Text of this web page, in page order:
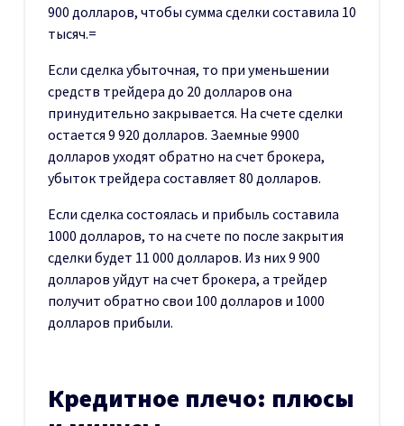
900 долларов, чтобы сумма сделки составила 10
тысяч.=
Если сделка убыточная, то при уменьшении
средств трейдера до 20 долларов она
принудительно закрывается. На счете сделки
остается 9 920 долларов. Заемные 9900
долларов уходят обратно на счет брокера,
убыток трейдера составляет 80 долларов.
Если сделка состоялась и прибыль составила
1000 долларов, то на счете по после закрытия
сделки будет 11 000 долларов. Из них 9 900
долларов уйдут на счет брокера, а трейдер
получит обратно свои 100 долларов и 1000
долларов прибыли.
Кредитное плечо: плюсы